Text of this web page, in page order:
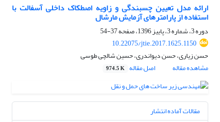
ارائه مدل تعیین چسبندگی و زاویه اصطکاک داخلی آسفالت با
استفاده از پارامترهای آزمایش مارشال
دوره 3، شماره 3، پاییز 1396، صفحه
37-54
10.22075/jtie.2017.1625.1150
حسن زیاری، حسن دیواندری، حسین شالچی طوسی
مشاهده مقاله
اصل مقاله 974.5 K
مقالات آماده انتشار